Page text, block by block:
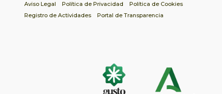
Aviso Legal Política de Privacidad
Política de Cookies
Registro de Actividades
Portal de Transparencia